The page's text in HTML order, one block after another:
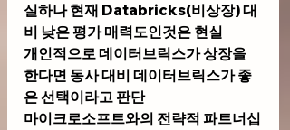
실하나 현재 Databricks(비상장) 대
비 낮은 평가 매력도인것은 현실
개인적으로 데이터브릭스가 상장을
한다면 동사 대비 데이터브릭스가 좋
은 선택이라고 판단
마이크로소프트와의 전략적 파트너십